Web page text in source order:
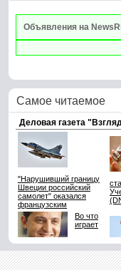
Объявления на
Самое читаемое